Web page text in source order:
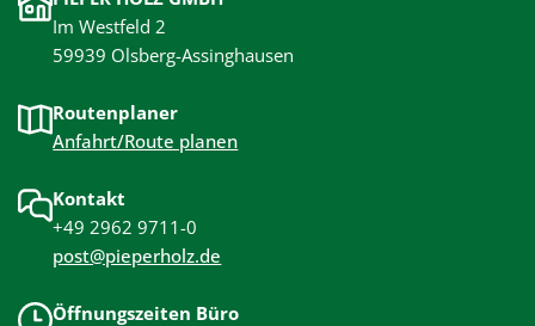
Im Westfeld 2
59939 Olsberg-Assinghausen
Routenplaner
Anfahrt/Route planen
Kontakt
+49 2962 9711-0
post@pieperholz.de
Öffnungszeiten Büro